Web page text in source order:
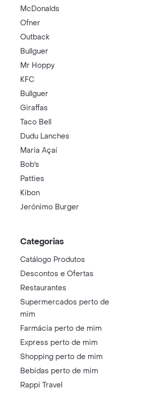
McDonalds
Ofner
Outback
Bullguer
Mr Hoppy
KFC
Bullguer
Giraffas
Taco Bell
Dudu Lanches
Maria Açaí
Bob's
Patties
Kibon
Jerónimo Burger
Categorias
Catálogo Produtos
Descontos e Ofertas
Restaurantes
Supermercados perto de
mim
Farmácia perto de mim
Express perto de mim
Shopping perto de mim
Bebidas perto de mim
Rappi Travel